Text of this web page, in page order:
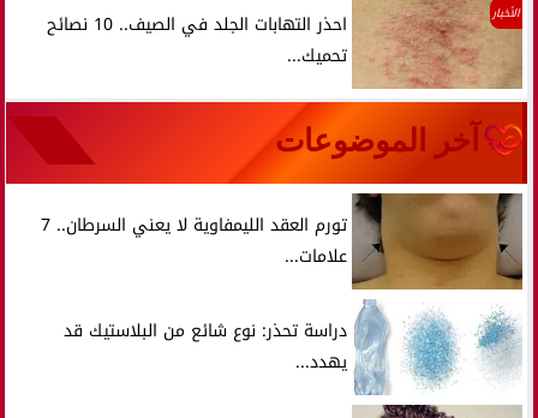
الأخبار
احذر التهابات الجلد في الصيف.. 10 نصائح
تحميك...
آخر الموضوعات
تورم العقد الليمفاوية لا يعني السرطان.. 7
علامات...
دراسة تحذر: نوع شائع من البلاستيك قد
يهدد...